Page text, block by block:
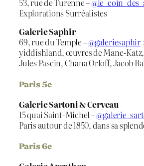
53, rue de Turenne –
Explorations Surréalistes
Galerie Saphir
69, rue du Temple –@galeriesaphir
yiddishland, œuvres de Mane-
Jules Pascin, Chana Orloff, Jacob
Paris 5e
Galerie Sartoni & Cerveau
15 quai Saint-Michel –
Paris autour de 1850, dans sa
Paris 6e